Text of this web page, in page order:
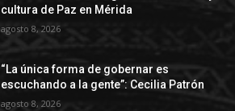
cultura de Paz en Mérida
agosto 8, 2026
“La única forma de gobernar es
escuchando a la gente”: Cecilia Patrón
agosto 8, 2026